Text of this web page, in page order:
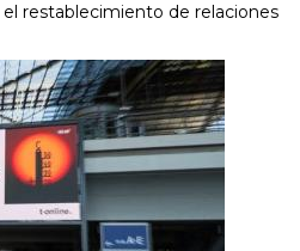
restablecimiento de relaciones